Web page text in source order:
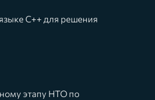
С++ для решения
этапу НТО по